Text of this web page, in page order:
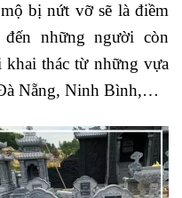
bị nứt vỡ sẽ là điềm
những người còn
thác từ những vựa
Nẵng, Ninh Bình,…